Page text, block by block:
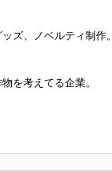
ズ、ノベルティ制作。
を考えてる企業。